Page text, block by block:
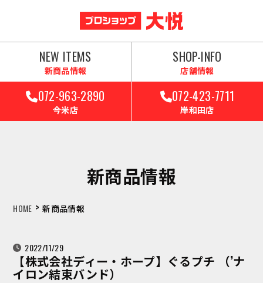
NEW ITEMS
新商品情報
SHOP-INFO
店舗情報
072-963-2890
今米店
072-423-7711
岸和田店
新商品情報
HOME > 新商品情報
2022/11/29
【株式会社ディー・ホープ】ぐるプチ （’ナ
イロン結束バンド）